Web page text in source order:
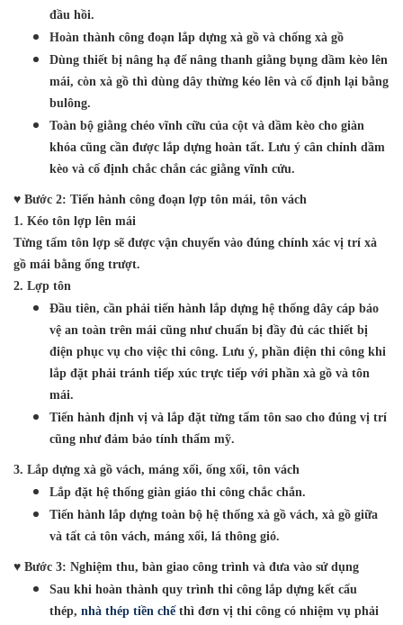
đầu hồi.
Hoàn thành công đoạn lắp dựng xà gồ và chống xà gồ
Dùng thiết bị nâng hạ để nâng thanh giằng bụng dầm kèo lên
mái, còn xà gồ thì dùng dây thừng kéo lên và cố định lại bằng
bulông.
Toàn bộ giằng chéo vĩnh cữu của cột và dầm kèo cho giàn
khóa cũng cần được lắp dựng hoàn tất. Lưu ý cân chỉnh dầm
kèo và cố định chắc chắn các giằng vĩnh cửu.
♥ Bước 2: Tiến hành công đoạn lợp tôn mái, tôn vách
1. Kéo tôn lợp lên mái
Từng tấm tôn lợp sẽ được vận chuyển vào đúng chính xác vị trí xà
gồ mái bằng ống trượt.
2. Lợp tôn
Đầu tiên, cần phải tiến hành lắp dựng hệ thống dây cáp bảo
vệ an toàn trên mái cũng như chuẩn bị đầy đủ các thiết bị
điện phục vụ cho việc thi công. Lưu ý, phần điện thi công khi
lắp đặt phải tránh tiếp xúc trực tiếp với phần xà gồ và tôn
mái.
Tiến hành định vị và lắp đặt từng tấm tôn sao cho đúng vị trí
cũng như đảm bảo tính thẩm mỹ.
3. Lắp dựng xà gồ vách, máng xối, ống xối, tôn vách
Lắp đặt hệ thống giàn giáo thi công chắc chắn.
Tiến hành lắp dựng toàn bộ hệ thống xà gồ vách, xà gồ giữa
và tất cả tôn vách, máng xối, lá thông gió.
♥ Bước 3: Nghiệm thu, bàn giao công trình và đưa vào sử dụng
Sau khi hoàn thành quy trình thi công lắp dựng kết cấu
thép, nhà thép tiền chế thì đơn vị thi công có nhiệm vụ phải